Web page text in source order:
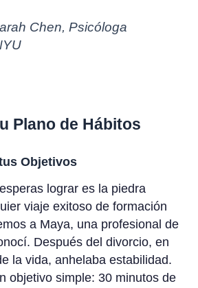
Chen, Psicóloga
Plano de Hábitos
Objetivos
lograr es la piedra
viaje exitoso de formación
a Maya, una profesional de
Después del divorcio, en
la vida, anhelaba estabilidad.
objetivo simple: 30 minutos de